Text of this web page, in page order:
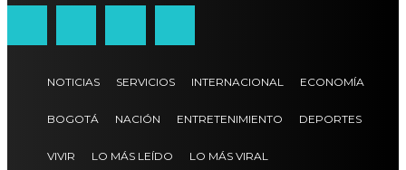
NOTICIAS SERVICIOS INTERNACIONAL ECONOMÍA
BOGOTÁ NACIÓN ENTRETENIMIENTO DEPORTES
VIVIR LO MÁS LEÍDO LO MÁS VIRAL